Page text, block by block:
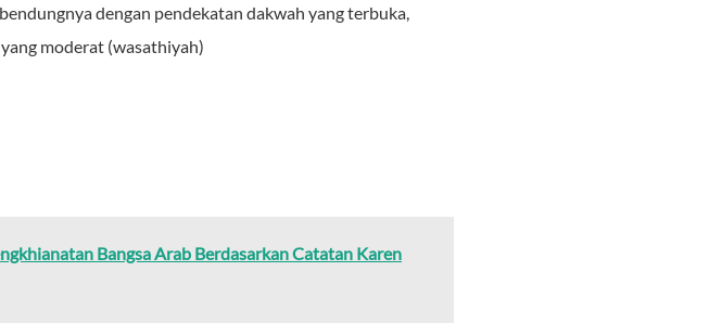
dengan pendekatan dakwah yang terbuka,
moderat (wasathiyah)
Bangsa Arab Berdasarkan Catatan Karen